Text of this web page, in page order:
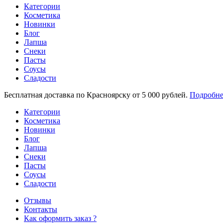
Категории
Косметика
Новинки
Блог
Лапша
Снеки
Пасты
Соусы
Сладости
Бесплатная доставка по Красноярску от 5 000 рублей.
Категории
Косметика
Новинки
Блог
Лапша
Снеки
Пасты
Соусы
Сладости
Отзывы
Контакты
Как оформить заказ ?